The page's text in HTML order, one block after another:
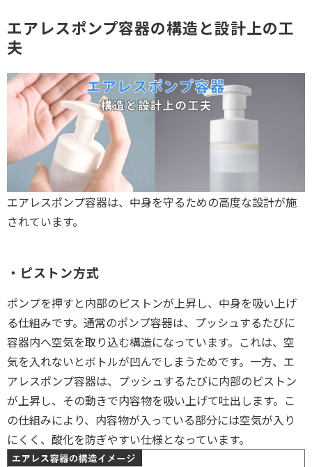
エアレスポンプ容器の構造と設計上の工
夫
エアレスポンプ容器は、中身を守るための高度な設計が施
されています。
・ピストン方式
ポンプを押すと内部のピストンが上昇し、中身を吸い上げ
る仕組みです。通常のポンプ容器は、プッシュするたびに
容器内へ空気を取り込む構造になっています。これは、空
気を入れないとボトルが凹んでしまうためです。一方、エ
アレスポンプ容器は、プッシュするたびに内部のピストン
が上昇し、その動きで内容物を吸い上げて吐出します。こ
の仕組みにより、内容物が入っている部分には空気が入り
にくく、酸化を防ぎやすい仕様となっています。